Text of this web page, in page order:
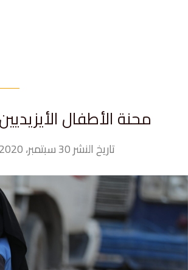
محنة الأطفال
تاريخ النشر 30 سبتمبر، 2020